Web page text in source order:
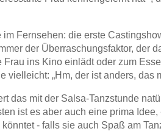
im Fernsehen: die erste
der Überraschungsfaktor, der
Frau ins Kino einlädt oder zum
vielleicht: „Hm, der ist anders,
das mit der Salsa-Tanzstunde
ist es aber auch eine prima
könntet - falls sie auch Spaß am